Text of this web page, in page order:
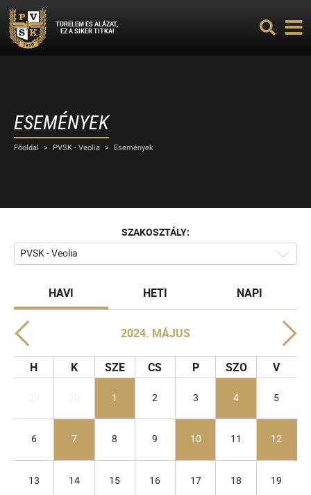
TÜRELEM ÉS ALÁZAT,
EZ A SIKER TITKA!
ESEMÉNYEK
Főoldal > PVSK - Veolia > Események
SZAKOSZTÁLY:
PVSK - Veolia
HAVI HETI NAPI
2024. MÁJUS
H K SZE CS P SZO V
1 2 3 4 5
6 7 8 9 10 11 12
13 14 15 16 17 18 19